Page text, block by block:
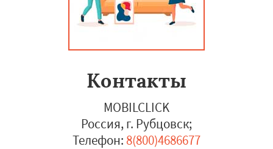
Контакты
MOBILCLICK
Россия, г. Рубцовск;
Телефон: 8(800)4686677